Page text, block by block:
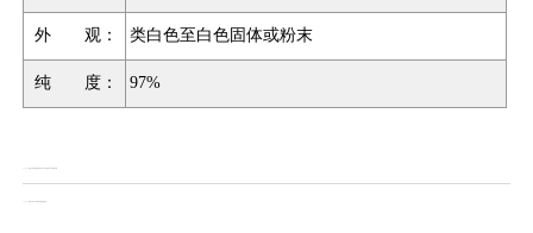
外 观： 类白色至白色固体或粉末
纯 度： 97%